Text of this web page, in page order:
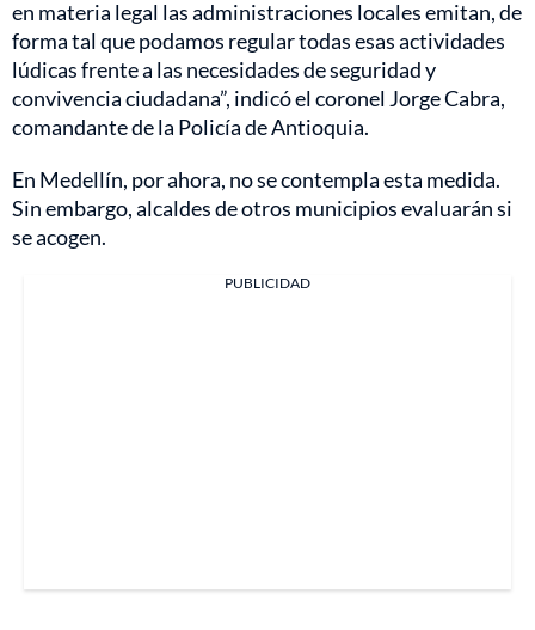
en materia legal las administraciones locales emitan, de
forma tal que podamos regular todas esas actividades
lúdicas frente a las necesidades de seguridad y
convivencia ciudadana”, indicó el coronel Jorge Cabra,
comandante de la Policía de Antioquia.
En Medellín, por ahora, no se contempla esta medida.
Sin embargo, alcaldes de otros municipios evaluarán si
se acogen.
PUBLICIDAD